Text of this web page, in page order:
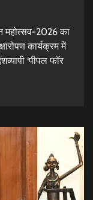
महोत्सव-2026 का
कार्यक्रम में
‘पीपल फॉर